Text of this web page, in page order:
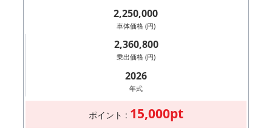
2,250,000
車体価格 (円)
2,360,800
乗出価格 (円)
2026
年式
ポイント : 15,000pt